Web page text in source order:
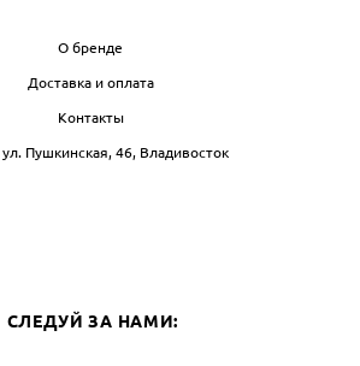
О бренде
Доставка и оплата
Контакты
Пушкинская, 46, Владивосток
СЛЕДУЙ ЗА НАМИ: